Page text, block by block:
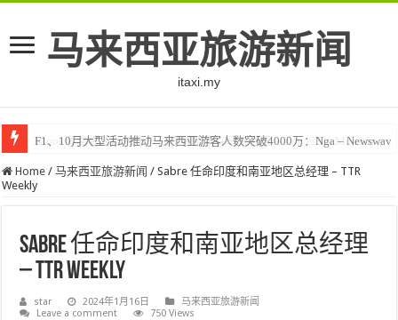
马来西亚旅游新闻
itaxi.my
F1、10月大型活动推动马来西亚游客人数突破4000万：Nga – Newswav
Klook客路将印度和中东创作者聚集在马来西亚 – TravelBiz Monitor
Home / 马来西亚旅游新闻 / Sabre 任命印度和南亚地区总经理 – TTR
Weekly
Sabre 任命印度和南亚地区总经理
– TTR Weekly
star 2024年1月16日
马来西亚旅游新闻
Leave a comment
750 Views